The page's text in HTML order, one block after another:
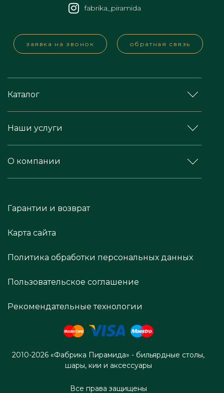
fabrika_piramida
заявка на звонок обратная связь
Каталог
Наши услуги
О компании
Гарантии и возврат
Карта сайта
Политика обработки персональных данных
Пользовательское соглашение
Рекомендательные технологии
2010-2026 «Фабрика Пирамида» - бильярдные столы,
шары, кии и аксессуары
Все права защищены